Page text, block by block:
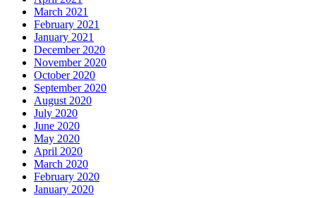
March 2021
February 2021
January 2021
December 2020
November 2020
October 2020
September 2020
August 2020
July 2020
June 2020
May 2020
April 2020
March 2020
February 2020
January 2020